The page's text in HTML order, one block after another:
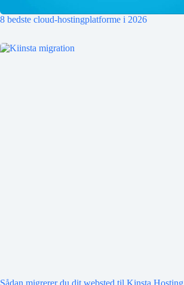
8 bedste cloud-hostingplatforme i 2026